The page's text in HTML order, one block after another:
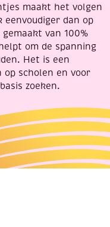
maakt het volgen
dan op
van 100%
om de spanning
Het is een
op scholen en voor
zoeken.